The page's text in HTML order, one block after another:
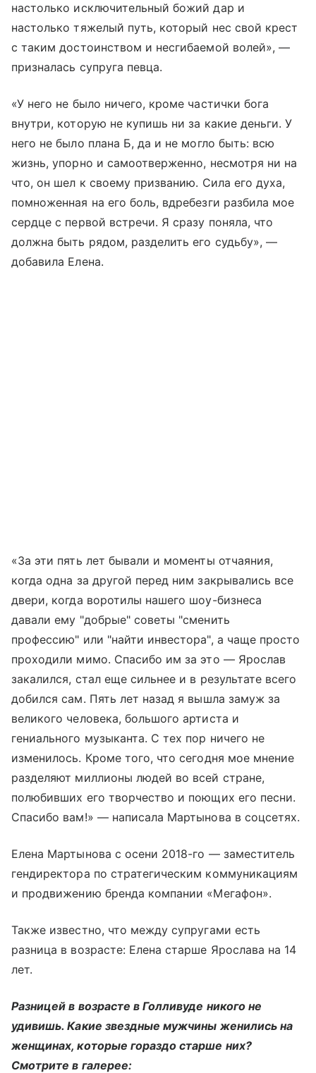
настолько исключительный божий дар и
настолько тяжелый путь, который нес свой крест
с таким достоинством и несгибаемой волей», —
призналась супруга певца.
«У него не было ничего, кроме частички бога
внутри, которую не купишь ни за какие деньги. У
него не было плана Б, да и не могло быть: всю
жизнь, упорно и самоотверженно, несмотря ни на
что, он шел к своему призванию. Сила его духа,
помноженная на его боль, вдребезги разбила мое
сердце с первой встречи. Я сразу поняла, что
должна быть рядом, разделить его судьбу», —
добавила Елена.
«За эти пять лет бывали и моменты отчаяния,
когда одна за другой перед ним закрывались все
двери, когда воротилы нашего шоу-бизнеса
давали ему "добрые" советы "сменить
профессию" или "найти инвестора", а чаще просто
проходили мимо. Спасибо им за это — Ярослав
закалился, стал еще сильнее и в результате всего
добился сам. Пять лет назад я вышла замуж за
великого человека, большого артиста и
гениального музыканта. С тех пор ничего не
изменилось. Кроме того, что сегодня мое мнение
разделяют миллионы людей во всей стране,
полюбивших его творчество и поющих его песни.
Спасибо вам!» — написала Мартынова в соцсетях.
Елена Мартынова с осени 2018-го — заместитель
гендиректора по стратегическим коммуникациям
и продвижению бренда компании «Мегафон».
Также известно, что между супругами есть
разница в возрасте: Елена старше Ярослава на 14
лет.
Разницей в возрасте в Голливуде никого не
удивишь. Какие звездные мужчины женились на
женщинах, которые гораздо старше них?
Смотрите в галерее: